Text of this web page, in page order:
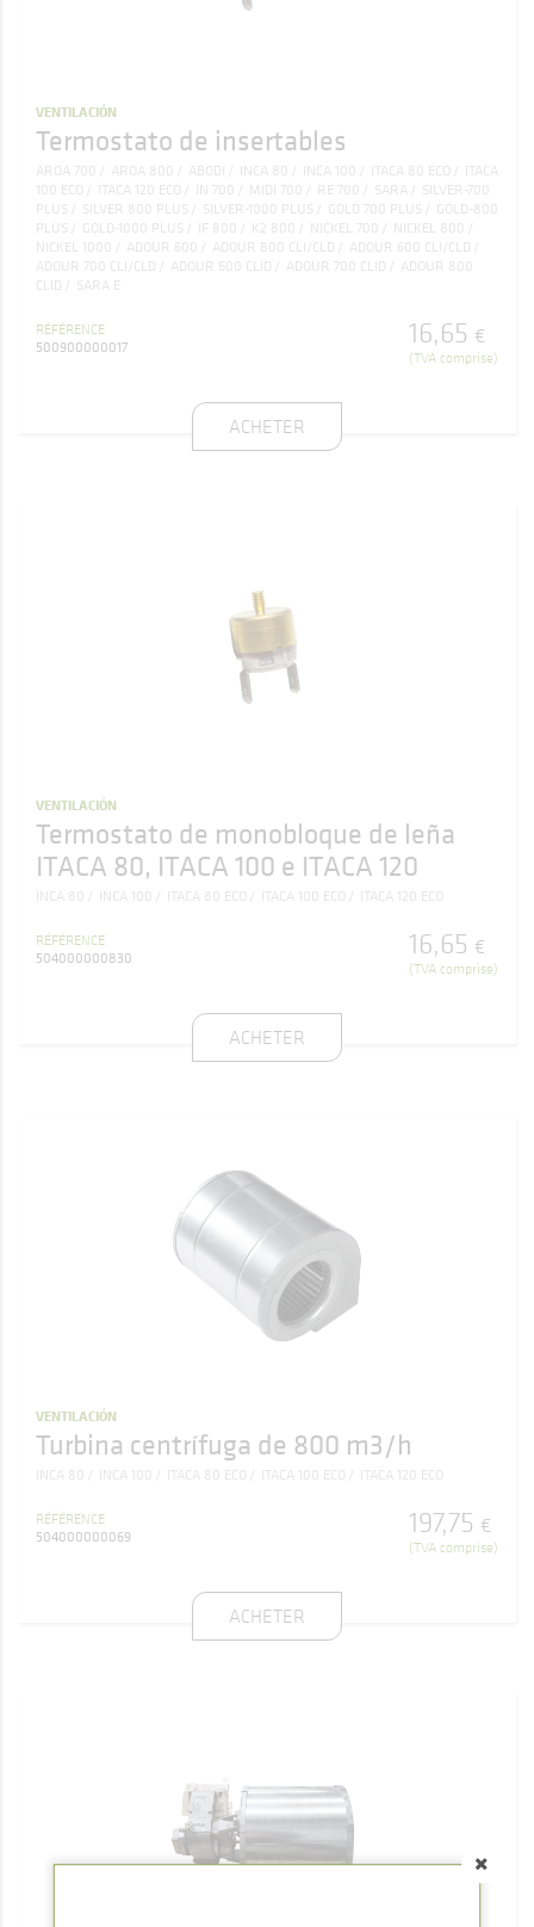
VENTILACIÓN
Termostato de insertables
AROA 700 AROA 800 ABODI INCA 80 INCA 100 ITACA 80 ECO
ITACA
100 ECO
ITACA 120 ECO IN 700 MIDI 700 RE 700 SARA
SILVER-700
PLUS
SILVER 800 PLUS SILVER-1000 PLUS GOLD 700 PLUS
GOLD-800
PLUS
GOLD-1000 PLUS IF 800 K2 800 NICKEL 700
NICKEL 800
NICKEL 1000
ADOUR 600 ADOUR 800 CLI/CLD
ADOUR 600 CLI/CLD
ADOUR 700 CLI/CLD
ADOUR 600 CLID ADOUR 700 CLID
ADOUR 800
CLID
SARA E
RÉFÉRENCE
500900000017
16,65 €
(TVA comprise)
ACHETER
VENTILACIÓN
Termostato de monobloque de leña
ITACA 80, ITACA 100 e ITACA 120
INCA 80 INCA 100 ITACA 80 ECO ITACA 100 ECO ITACA 120 ECO
RÉFÉRENCE
504000000830
16,65 €
(TVA comprise)
ACHETER
VENTILACIÓN
Turbina centrífuga de 800 m3/h
INCA 80 INCA 100 ITACA 80 ECO ITACA 100 ECO ITACA 120 ECO
RÉFÉRENCE
504000000069
197,75 €
(TVA comprise)
ACHETER